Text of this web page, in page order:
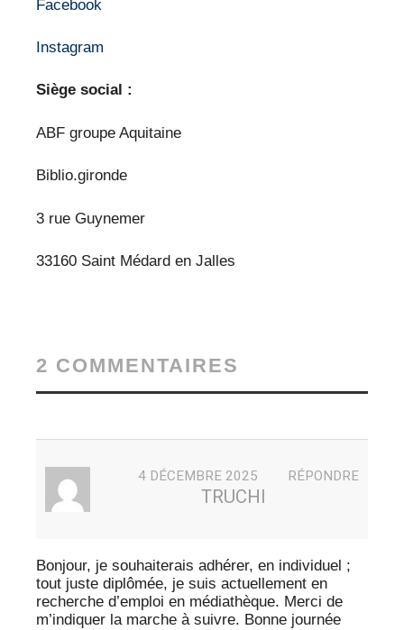
Facebook
Instagram
Siègesocial :
ABF groupe Aquitaine
Biblio.gironde
3 rue Guynemer
33160 Saint Médard en Jalles
2 COMMENTAIRES
RÉPONDRE
4 DÉCEMBRE 2025
TRUCHI
Bonjour, je souhaiterais adhérer, en individuel ;
tout juste diplômée, je suis actuellement en
recherche d’emploi en médiathèque. Merci de
m’indiquer la marche à suivre. Bonne journée